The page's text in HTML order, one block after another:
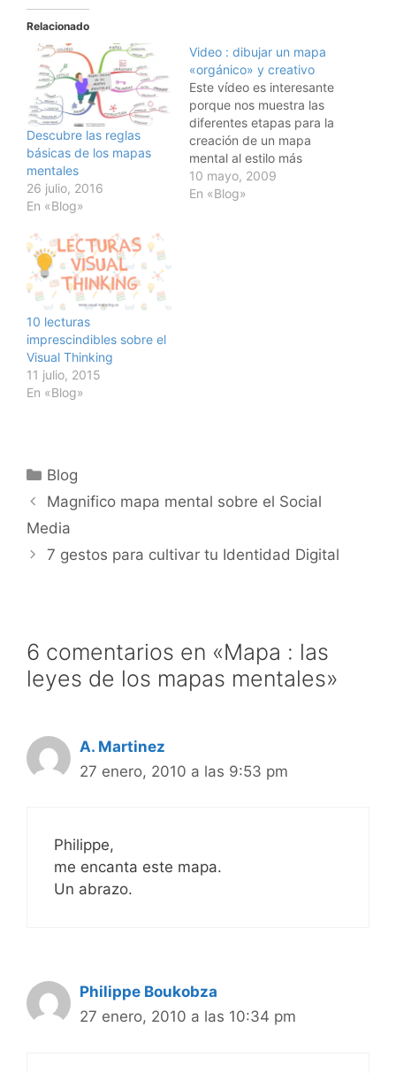
Relacionado
Descubre las reglas
básicas de los mapas
mentales
26 julio, 2016
En «Blog»
Video : dibujar un mapa
«orgánico» y creativo
Este vídeo es interesante
porque nos muestra las
diferentes etapas para la
creación de un mapa
mental al estilo más
creativo y orgánico, de
una manera simple y
10 mayo, 2009
En «Blog»
10 lecturas
imprescindibles sobre el
Visual Thinking
11 julio, 2015
En «Blog»
Categorías
Blog
Magnifico mapa mental sobre el Social
Media
7 gestos para cultivar tu Identidad Digital
6 comentarios en «Mapa : las
leyes de los mapas mentales»
A. Martinez
27 enero, 2010 a las 9:53 pm
Philippe,
me encanta este mapa.
Un abrazo.
Philippe Boukobza
27 enero, 2010 a las 10:34 pm